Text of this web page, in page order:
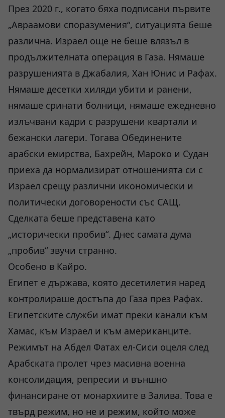
През 2020 г., когато бяха подписани първите
„Авраамови споразумения“, ситуацията беше
различна. Израел още не беше влязъл в
продължителната операция в Газа. Нямаше
разрушенията в Джабалия, Хан Юнис и Рафах.
Нямаше десетки хиляди убити и ранени,
нямаше сринати болници, нямаше ежедневно
излъчвани кадри с разрушени квартали и
бежански лагери. Тогава Обединените
арабски емирства, Бахрейн, Мароко и Судан
приеха да нормализират отношенията си с
Израел срещу различни икономически и
политически договорености със САЩ.
Сделката беше представена като
„исторически пробив“. Днес самата дума
„пробив“ звучи странно.
Особено в Кайро.
Египет е държава, която десетилетия наред
контролираше достъпа до Газа през Рафах.
Египетските служби имат преки канали към
Хамас, към Израел и към американците.
Режимът на Абдел Фатах ел-Сиси оцеля след
Арабската пролет чрез масивна военна
консолидация, репресии и външно
финансиране от монархиите в Залива. Това е
твърд режим, но не и режим, който може